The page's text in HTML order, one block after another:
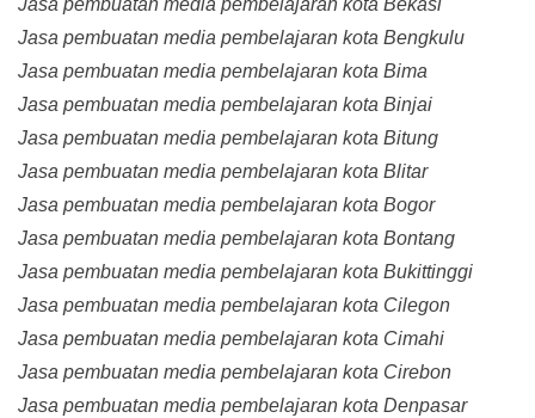
Jasa pembuatan media pembelajaran kota Bekasi
Jasa pembuatan media pembelajaran kota Bengkulu
Jasa pembuatan media pembelajaran kota Bima
Jasa pembuatan media pembelajaran kota Binjai
Jasa pembuatan media pembelajaran kota Bitung
Jasa pembuatan media pembelajaran kota Blitar
Jasa pembuatan media pembelajaran kota Bogor
Jasa pembuatan media pembelajaran kota Bontang
Jasa pembuatan media pembelajaran kota Bukittinggi
Jasa pembuatan media pembelajaran kota Cilegon
Jasa pembuatan media pembelajaran kota Cimahi
Jasa pembuatan media pembelajaran kota Cirebon
Jasa pembuatan media pembelajaran kota Denpasar